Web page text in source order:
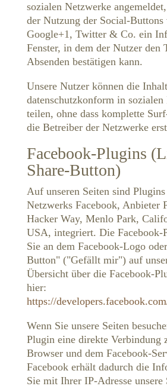
sozialen Netzwerke
der Nutzung der Social-Buttons
Google+1, Twitter & Co. ein
Fenster, in dem der Nutzer den
Absenden bestätigen kann.
Unsere Nutzer können die
datenschutzkonform in sozialen
teilen, ohne dass komplette
die Betreiber der Netzwerke
Facebook-Plugins
Share-Button)
Auf unseren Seiten sind
Netzwerks Facebook, Anbieter
Hacker Way, Menlo Park,
USA, integriert. Die Facebook-
Sie an dem Facebook-Logo
Button" ("Gefällt mir") auf
Übersicht über die Facebook-
hier:
https://
Wenn Sie unsere Seiten
Plugin eine direkte Verbindung
Browser und dem Facebook-
Facebook erhält dadurch die
Sie mit Ihrer IP-Adresse unsere